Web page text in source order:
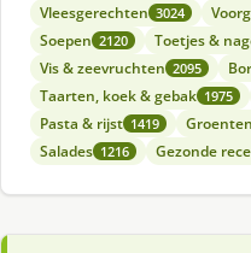
Vleesgerechten 3024
Soepen 2120 Toetjes &
Vis & zeevruchten 2095
Taarten, koek & gebak 1975
Pasta & rijst 1419 Groenten
Salades 1216 Gezonde